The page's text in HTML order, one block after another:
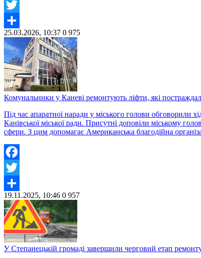
Facebook
Twitter
Share
25.03.2026, 10:37 0 975
Комунальники у Каневі ремонтують ліфти, які
Під час апаратної наради у міського голови обговорили
Канівської міської ради. Присутні доповіли міському
сфери. З цим допомагає Американська благодійна
Facebook
Twitter
Share
19.11.2025, 10:46 0 957
У Степанецькій громаді завершили черговий етап